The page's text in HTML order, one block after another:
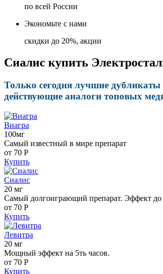
по всей России
Экономьте с нами
скидки до 20%, акции
Сиалис купить
Только сегодня лучшие
действующие аналоги топовых
Виагра
100мг
Самый известный в мире препарат
от 70 Р
Купить
Сиалис
20 мг
Самый долгоиграющий препарат. Эффект до
от 70 Р
Купить
Левитра
20 мг
Мощный эффект на 5ть часов.
от 70 Р
Купить